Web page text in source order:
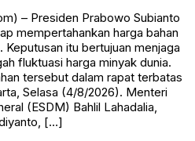
– Presiden Prabowo Subianto
mempertahankan harga bahan
itu bertujuan menjaga
fluktuasi harga minyak dunia.
tersebut dalam rapat terbatas
Selasa (4/8/2026). Menteri
(ESDM) Bahlil Lahadalia,
[…]